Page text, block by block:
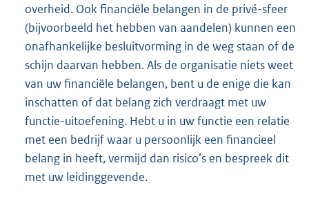
overheid. Ook financiële belangen in de privé-sfeer
(bijvoorbeeld het hebben van aandelen) kunnen een
onafhankelijke besluitvorming in de weg staan of de
schijn daarvan hebben. Als de organisatie niets weet
van uw financiële belangen, bent u de enige die kan
inschatten of dat belang zich verdraagt met uw
functie-uitoefening. Hebt u in uw functie een relatie
met een bedrijf waar u persoonlijk een financieel
belang in heeft, vermijd dan risico’s en bespreek dit
met uw leidinggevende.